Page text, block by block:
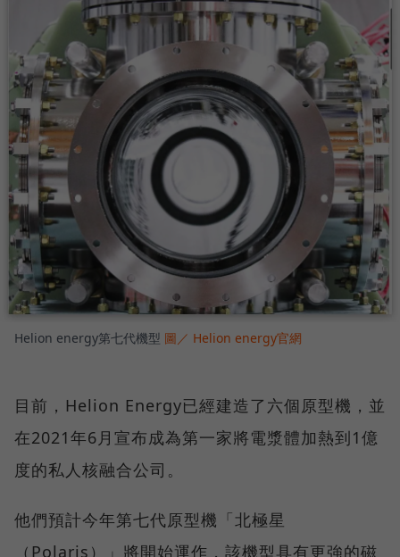
Helion energy第七代機型 圖／ Helion energy官網
目前，Helion Energy已經建造了六個原型機，並
在2021年6月宣布成為第一家將電漿體加熱到1億
度的私人核融合公司。
他們預計今年第七代原型機「北極星
（Polaris）」將開始運作，該機型具有更強的磁